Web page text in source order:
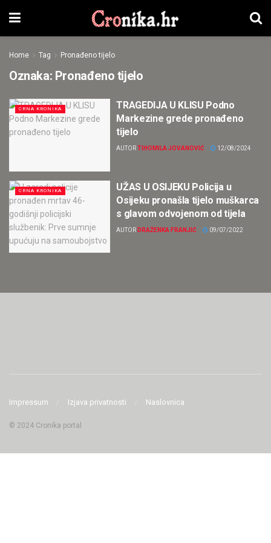
Home Tag Pronađeno tijelo
Oznaka: Pronađeno tijelo
CRNA KRONIKA
TRAGEDIJA U KLISU Podno
Markezine grede pronađeno
tijelo
AUTORTIHOMILA JOVANOVIĆ 12/08/2024
CRNA KRONIKA
UŽAS U OSIJEKU Policija u
Osijeku pronašla tijelo muškarca
s glavom odvojenom od tijela
AUTOR DRAŽENKA FRANJIĆ 09/07/2022
Impressum Izjava privatnosti Naslovnica
© 2024 Cronika portal